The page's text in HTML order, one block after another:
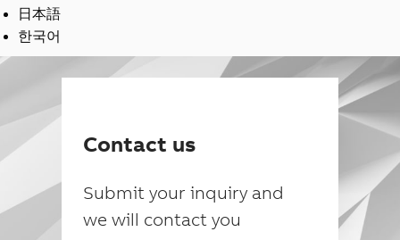
日本語
한국어
Contact us
Submit your inquiry and
we will contact you